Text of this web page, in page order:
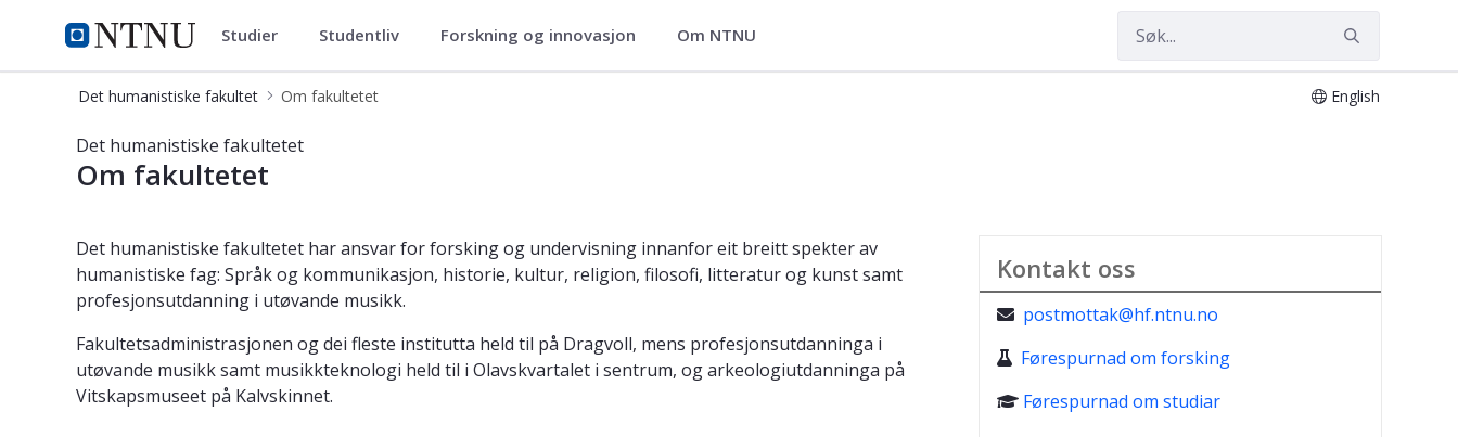
NTNU Hjemmeside
Det humanistiske fakultet
Studier Studentliv Forskning og innovasjon Om NTNU
Det humanistiske fakultet Om fakultetet English
Om - Det humanistiske fakultetet
Det humanistiske fakultetet
Om fakultetet
Det humanistiske fakultetet har ansvar for forsking og undervisning innanfor eit breitt spekter av
humanistiske fag: Språk og kommunikasjon, historie, kultur, religion, filosofi, litteratur og kunst samt
profesjonsutdanning i utøvande musikk.
Fakultetsadministrasjonen og dei fleste institutta held til på Dragvoll, mens profesjonsutdanninga i
utøvande musikk samt musikkteknologi held til i Olavskvartalet i sentrum, og arkeologiutdanninga på
Vitskapsmuseet på Kalvskinnet.
Kontakt oss
 postmottak@hf.ntnu.no
 Førespurnad om forsking
 Førespurnad om studiar